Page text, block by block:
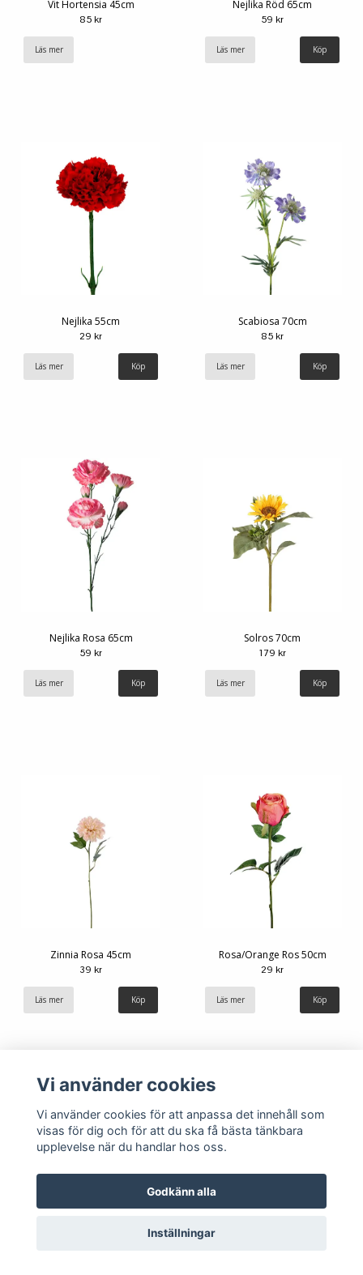
Vit Hortensia 45cm
85 kr
Läs mer
Nejlika Röd 65cm
59 kr
Läs mer
Nejlika 55cm
29 kr
Läs mer
Scabiosa 70cm
85 kr
Läs mer
Nejlika Rosa 65cm
59 kr
Läs mer
Solros 70cm
179 kr
Läs mer
Zinnia Rosa 45cm
39 kr
Läs mer
Rosa/Orange Ros 50cm
29 kr
Läs mer
Vi använder cookies
Vi använder cookies för att anpassa det innehåll som
visas för dig och för att du ska få bästa tänkbara
upplevelse när du handlar hos oss.
Godkänn alla
Inställningar